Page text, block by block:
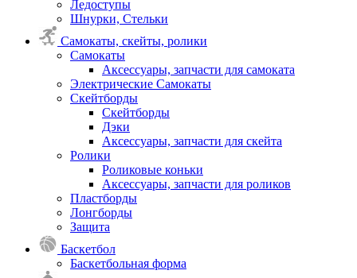
Ледоступы
Шнурки, Стельки
Самокаты, скейты, ролики
Самокаты
Аксессуары, запчасти для самоката
Электрические Самокаты
Скейтборды
Скейтборды
Дэки
Аксессуары, запчасти для скейта
Ролики
Роликовые коньки
Аксессуары, запчасти для роликов
Пластборды
Лонгборды
Защита
Баскетбол
Баскетбольная форма